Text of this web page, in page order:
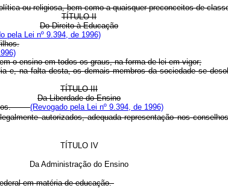
ou religiosa, bem como a quaisquer preconceitos de
TÍTULO II
Do Direito à Educação
pela Lei nº 9.394, de 1996)
ensino em todos os graus, na forma de lei em vigor;
falta desta, os demais membros da sociedade se
TÍTULO III
Da Liberdade do Ensino
(Revogado pela Lei nº 9.394, de 1996)
autorizados, adequada representação nos
TÍTULO IV
Da Administração do Ensino
em matéria de educação.